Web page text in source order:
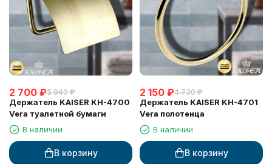
2 700 ₽5 940 ₽
Держатель KAISER KH-4700
Vera туалетной бумаги
В наличии
В корзину
2 150 ₽4 730 ₽
Держатель KAISER KH-4701
Vera полотенца
В наличии
В корзину